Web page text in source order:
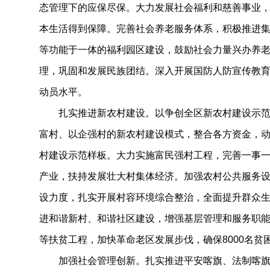
态管理下的应保尽保。大力发展社会福利和慈善事业
本生活得到保障。完善社会养老服务体系，积极推进
等功能于一体的福利园区建设，鼓励社会力量兴办养
理，巩固和发展民族团结。深入开展国防人防宣传教
动员水平。
扎实推进新农村建设。以争创全区新农村建设示范
富村、以企强村的新农村建设模式，整合各方资金，
村建设示范样板。大力实施富民强村工程，完善一事
产业，扶持发展壮大村集体经济。加强农村公共服务
设力度，扎实开展村容环境综合整治，全面提升群众
进和谐新村、和谐社区建设，增强基层管理和服务职
等扶贫工程，加快革命老区发展步伐，确保8000名贫
加强社会管理创新。扎实推进平安喀旗、法制喀旗